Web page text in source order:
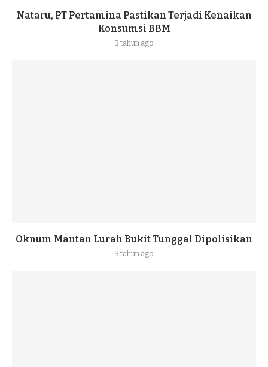
Nataru, PT Pertamina Pastikan Terjadi Kenaikan
Konsumsi BBM
3 tahun ago
Oknum Mantan Lurah Bukit Tunggal Dipolisikan
3 tahun ago